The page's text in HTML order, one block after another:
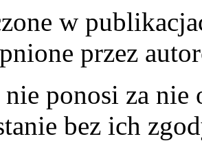
w
przez
nie ponosi za
bez ich